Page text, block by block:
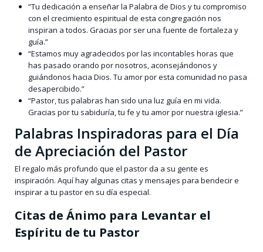
“Tu dedicación a enseñar la Palabra de Dios y tu compromiso
con el crecimiento espiritual de esta congregación nos
inspiran a todos. Gracias por ser una fuente de fortaleza y
guía.”
“Estamos muy agradecidos por las incontables horas que
has pasado orando por nosotros, aconsejándonos y
guiándonos hacia Dios. Tu amor por esta comunidad no pasa
desapercibido.”
“Pastor, tus palabras han sido una luz guía en mi vida.
Gracias por tu sabiduría, tu fe y tu amor por nuestra iglesia.”
Palabras Inspiradoras para el Día
de Apreciación del Pastor
El regalo más profundo que el pastor da a su gente es
inspiración. Aquí hay algunas citas y mensajes para bendecir e
inspirar a tu pastor en su día especial.
Citas de Ánimo para Levantar el
Espíritu de tu Pastor